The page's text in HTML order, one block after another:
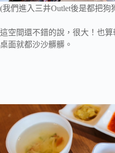
(我們進入三井Outlet後是都把
這空間還不錯的說，很大！也
桌面就都沙沙髒髒。